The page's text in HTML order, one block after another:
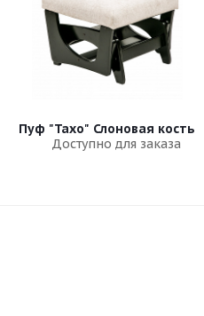
Пуф "Тахо" Слоновая кость
Доступно для заказа